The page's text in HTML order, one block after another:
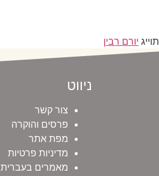
תוייג יורם רבין
ניווט
צור קשר
פרסים והוקרה
מפת אתר
מדיניות פרטיות
מאמרים בעברית